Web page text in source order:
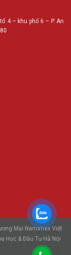
4 – khu phố 6 – P. An
Mại Nanomex Việt
Học & Đầu Tư Hà Nội